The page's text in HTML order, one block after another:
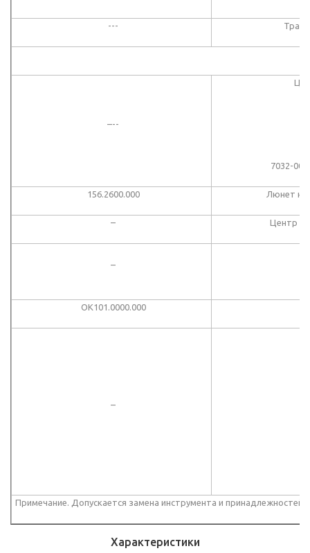
---
–--
7032-
156.2600.000 Люнет
– Центр
–
ОК101.0000.000
–
Примечание. Допускается замена инструмента и
Характеристики